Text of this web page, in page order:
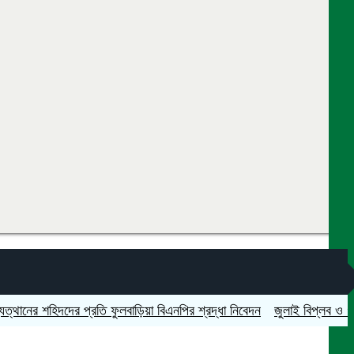
প্রতি ফুলবাড়িয়া বিএনপির শ্রদ্ধা নিবেদন
জুলাই বিপ্লব ও